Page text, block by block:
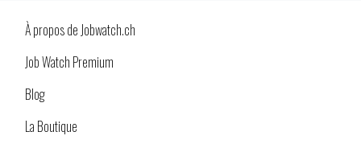
À propos de Jobwatch.ch
Job Watch Premium
Blog
La Boutique